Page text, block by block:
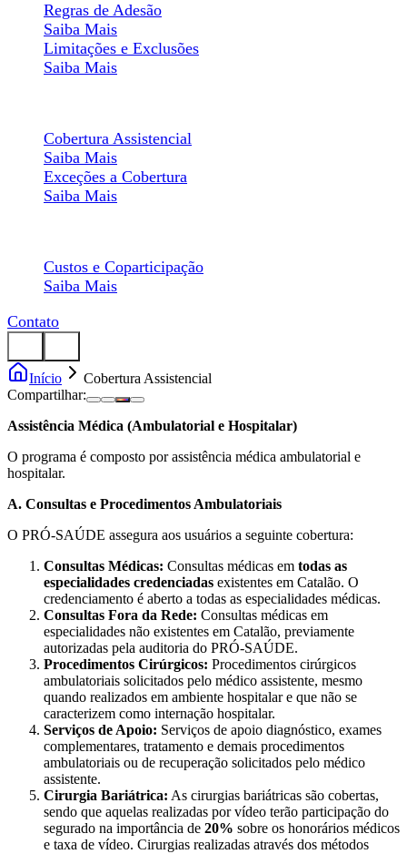
Regras de Adesão
Saiba Mais
Limitações e Exclusões
Saiba Mais
Cobertura Assistencial
Saiba Mais
Exceções a Cobertura
Saiba Mais
Custos e Coparticipação
Saiba Mais
Contato
Início
Cobertura Assistencial
Compartilhar:
Assistência Médica (Ambulatorial e Hospitalar)
O programa é composto por assistência médica ambulatorial e
hospitalar.
A. Consultas e Procedimentos Ambulatoriais
O PRÓ-SAÚDE assegura aos usuários a seguinte cobertura:
Consultas Médicas: Consultas médicas em todas as
especialidades credenciadas existentes em Catalão. O
credenciamento é aberto a todas as especialidades médicas.
Consultas Fora da Rede: Consultas médicas em
especialidades não existentes em Catalão, previamente
autorizadas pela auditoria do PRÓ-SAÚDE.
Procedimentos Cirúrgicos: Procedimentos cirúrgicos
ambulatoriais solicitados pelo médico assistente, mesmo
quando realizados em ambiente hospitalar e que não se
caracterizem como internação hospitalar.
Serviços de Apoio: Serviços de apoio diagnóstico, exames
complementares, tratamento e demais procedimentos
ambulatoriais ou de recuperação solicitados pelo médico
assistente.
Cirurgia Bariátrica: As cirurgias bariátricas são cobertas,
sendo que aquelas realizadas por vídeo terão participação do
segurado na importância de 20% sobre os honorários médicos
e taxa de vídeo. Cirurgias realizadas através dos métodos